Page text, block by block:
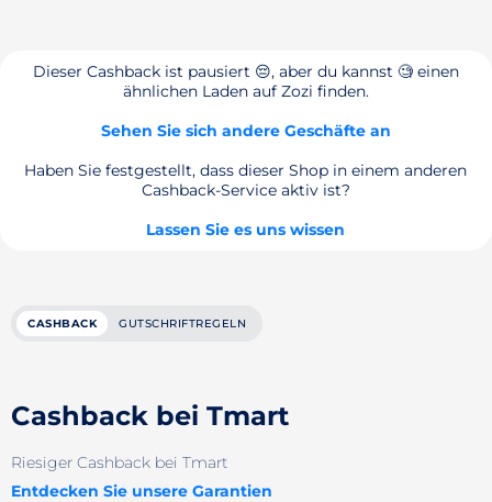
Dieser Cashback ist pausiert 😔, aber du kannst 🧐 einen
ähnlichen Laden auf Zozi finden.
Sehen Sie sich andere Geschäfte an
Haben Sie festgestellt, dass dieser Shop in einem anderen
Cashback-Service aktiv ist?
Lassen Sie es uns wissen
CASHBACK GUTSCHRIFTREGELN
Cashback bei Tmart
Riesiger Cashback bei Tmart
Entdecken Sie unsere Garantien